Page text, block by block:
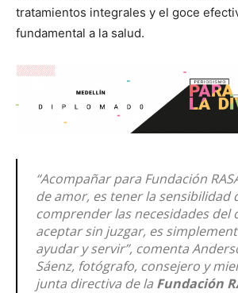
tratamientos integrales y el goce
fundamental a la salud.
“Acompañar para Fundación
de amor, es tener la sensibilidad
comprender las necesidades del
aceptar sin juzgar, es
ayudar y servir”, comenta
Sáenz, fotógrafo, consejero y
junta directiva de la Fundación